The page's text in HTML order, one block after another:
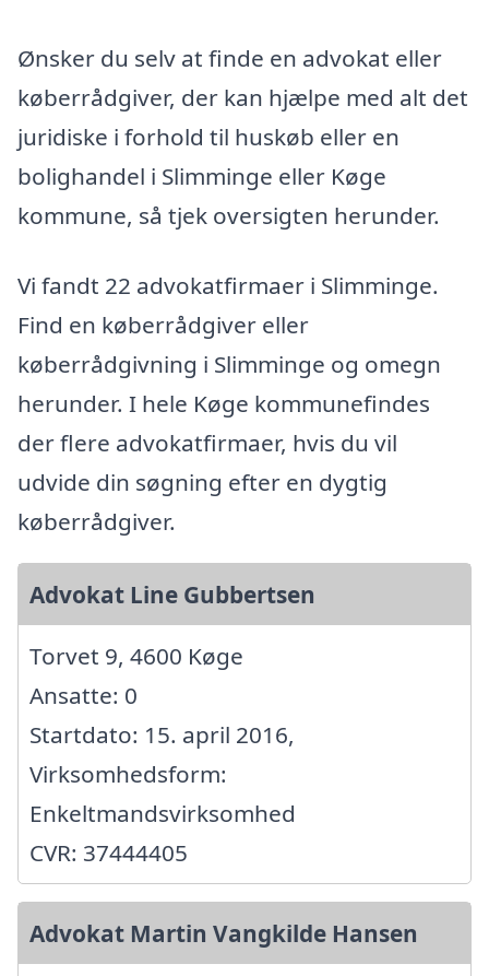
Ønsker du selv at finde en advokat eller
køberrådgiver, der kan hjælpe med alt det
juridiske i forhold til huskøb eller en
bolighandel i Slimminge eller Køge
kommune, så tjek oversigten herunder.
Vi fandt 22 advokatfirmaer i Slimminge.
Find en køberrådgiver eller
køberrådgivning i Slimminge og omegn
herunder. I hele Køge kommunefindes
der flere advokatfirmaer, hvis du vil
udvide din søgning efter en dygtig
køberrådgiver.
Advokat Line Gubbertsen
Torvet 9, 4600 Køge
Ansatte: 0
Startdato: 15. april 2016,
Virksomhedsform:
Enkeltmandsvirksomhed
CVR: 37444405
Advokat Martin Vangkilde Hansen